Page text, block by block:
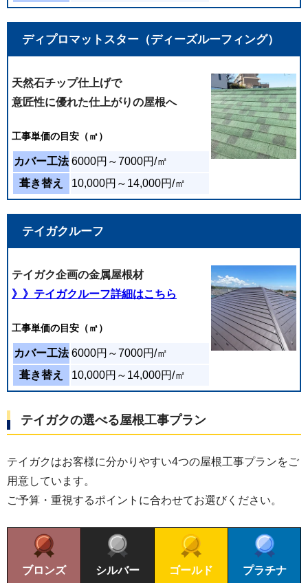
2026年05月24日
現地調査〜見積もり、そして工事完了に至るま
で、全てにおいて大変満足しています。 説明も常
り、とても安心感と信頼がありました。 作業も迅
速丁寧で、お願いした屋根工事も新築のような綺
麗な仕上がりに感激しました。 こちらにお願いし
て良かったと心から感じております。誠にありが
2026年05月08日
屋根のメンテナンスに合わせて天窓の撤去を行い
ました。内装は内装のプロを手配いただき、ま
た、追加の要望にも柔軟に快諾いただきました。
ディプロマットスター（ディーズルーフィング）
天然石チップ仕上げで
意匠性に優れた仕上がりの屋根へ
工事単価の目安（㎡）
カバー工法 6000円～7000円/㎡
葺き替え
10,000円～14,000円/㎡
テイガクルーフ
テイガク企画の金属屋根材
》》テイガクルーフ詳細はこちら
工事単価の目安（㎡）
カバー工法 6000円～7000円/㎡
葺き替え
10,000円～14,000円/㎡
テイガクの選べる屋根工事プラン
テイガクはお客様に分かりやすい4つの屋根工事プランをご
用意しています。
ご予算・重視するポイントに合わせてお選びください。
ブロンズ シルバー ゴールド プラチナ